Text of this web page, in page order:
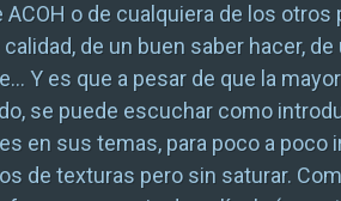
ACOH o de cualquiera de los
calidad, de un buen saber hacer,
Y es que a pesar de que la
se puede escuchar como
en sus temas, para poco a poco
de texturas pero sin saturar.